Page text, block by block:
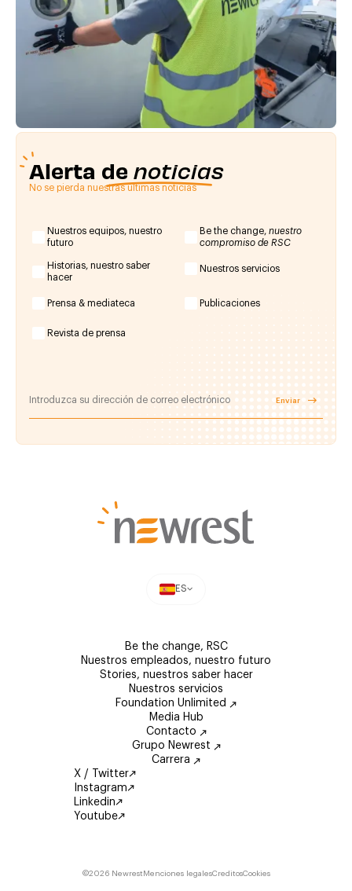
Alerta de noticias
No se pierda nuestras últimas noticias
Nuestros equipos, nuestro
futuro
Be the change, nuestro
compromiso de RSC
Historias, nuestro saber
hacer
Nuestros servicios
Prensa & mediateca Publicaciones
Revista de prensa
Enviar
ES
Be the change, RSC
Nuestros empleados, nuestro futuro
Stories, nuestros saber hacer
Nuestros servicios
Foundation Unlimited
Media Hub
Contacto
Grupo Newrest
Carrera
X / Twitter
Instagram
Linkedin
Youtube
©2026 Newrest Menciones legalesCreditosCookies